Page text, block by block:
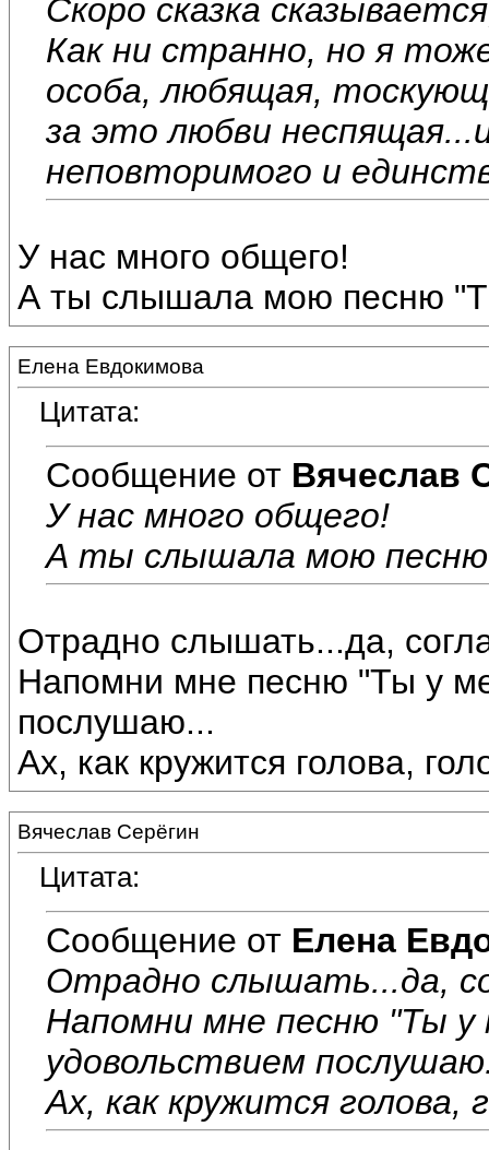
Скоро сказка
Как ни странно, но я
особа, любящая,
за это любви
неповторимого и
У нас много общего!
А ты слышала мою песню
Елена Евдокимова
Цитата:
Сообщение от Вячеслав
У нас много общего!
А ты слышала мою песню
Отрадно слышать...да,
Напомни мне песню "Ты у
послушаю...
Ах, как кружится голова,
Вячеслав Серёгин
Цитата:
Сообщение от Елена
Отрадно слышать...да,
Напомни мне песню "Ты у
удовольствием
Ах, как кружится голова,